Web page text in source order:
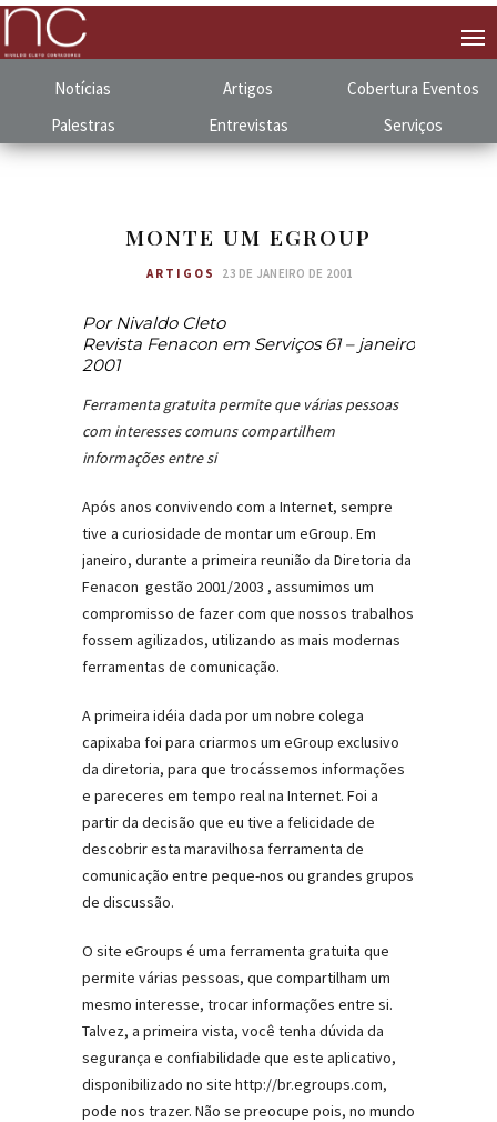
Notícias Artigos Cobertura Eventos
Palestras
Entrevistas Serviços
MONTE UM EGROUP
ARTIGOS 23 DE JANEIRO DE 2001
Por Nivaldo Cleto
Revista Fenacon em Serviços 61 – janeiro
2001
Ferramenta gratuita permite que várias pessoas
com interesses comuns compartilhem
informações entre si
Após anos convivendo com a Internet, sempre
tive a curiosidade de montar um eGroup. Em
janeiro, durante a primeira reunião da Diretoria da
Fenacon ­ gestão 2001/2003 ­, assumimos um
compromisso de fazer com que nossos trabalhos
fossem agilizados, utilizando as mais modernas
ferramentas de comunicação.
A primeira idéia dada por um nobre colega
capixaba foi para criarmos um eGroup exclusivo
da diretoria, para que trocássemos informações
e pareceres em tempo real na Internet. Foi a
partir da decisão que eu tive a felicidade de
descobrir esta maravilhosa ferramenta de
comunicação entre peque-nos ou grandes grupos
de discussão.
O site eGroups é uma ferramenta gratuita que
permite várias pessoas, que compartilham um
mesmo interesse, trocar informações entre si.
Talvez, a primeira vista, você tenha dúvida da
segurança e confiabilidade que este aplicativo,
disponibilizado no site http://br.egroups.com,
pode nos trazer. Não se preocupe pois, no mundo